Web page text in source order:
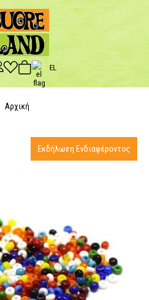
EL
Αρχική
Εκδήλωση Ενδιαφέροντος